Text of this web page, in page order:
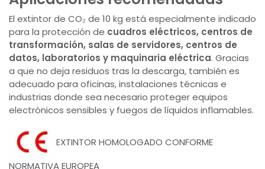
El extintor de CO₂ de 10 kg está especialmente indicado
para la protección de cuadros eléctricos, centros de
transformación, salas de servidores, centros de
datos, laboratorios y maquinaria eléctrica. Gracias
a que no deja residuos tras la descarga, también es
adecuado para oficinas, instalaciones técnicas e
industrias donde sea necesario proteger equipos
electrónicos sensibles y fuegos de líquidos inflamables.
EXTINTOR HOMOLOGADO CONFORME
NORMATIVA EUROPEA